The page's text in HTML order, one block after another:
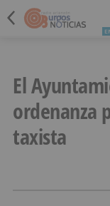
El
ordenanza
taxista